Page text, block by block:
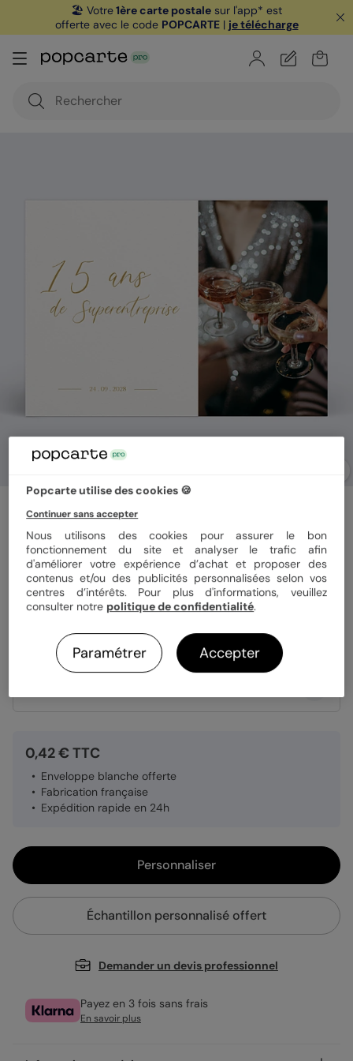
🏖️ Votre1ère carte postale sur l'app* est
offerte avec le code POPCARTE| je télécharge
Lettering
Format 12x17 cm
Papier Papier Satiné
0,42 € TTC
Enveloppe blanche offerte
Fabrication française
Expédition rapide en 24h
Personnaliser
Échantillon personnalisé offert
Demander un devis professionnel
Payez en 3 fois sans frais
En savoir plus
Popcarte utilise des cookies 🍪
Continuer sans accepter
Nous utilisons des cookies pour assurer le bon
fonctionnement du site et analyser le trafic afin
d'améliorer votre expérience d’achat et proposer des
contenus et/ou des publicités personnalisées selon vos
centres d’intérêts. Pour plus d'informations, veuillez
consulter notre politique de confidentialité.
Paramétrer Accepter